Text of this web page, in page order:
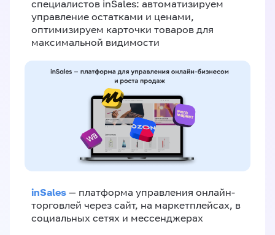
специалистов inSales: автоматизируем
управление остатками и ценами,
оптимизируем карточки товаров для
максимальной видимости
inSales — платформа управления онлайн-
торговлей через сайт, на маркетплейсах, в
социальных сетях и мессенджерах